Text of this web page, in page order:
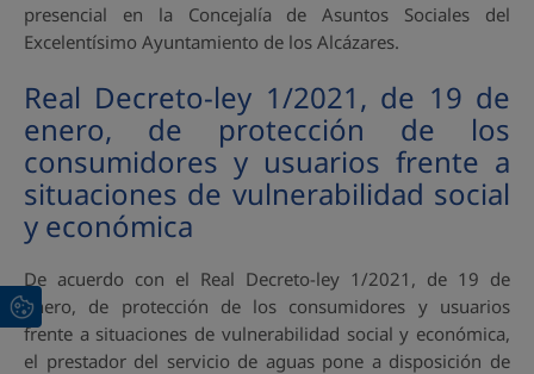
presencial en la Concejalía de Asuntos Sociales del
Excelentísimo Ayuntamiento de los Alcázares.
Real Decreto-ley 1/2021, de 19 de
enero, de protección de los
consumidores y usuarios frente a
situaciones de vulnerabilidad social
y económica
De acuerdo con el Real Decreto-ley 1/2021, de 19 de
enero, de protección de los consumidores y usuarios
frente a situaciones de vulnerabilidad social y económica,
el prestador del servicio de aguas pone a disposición de